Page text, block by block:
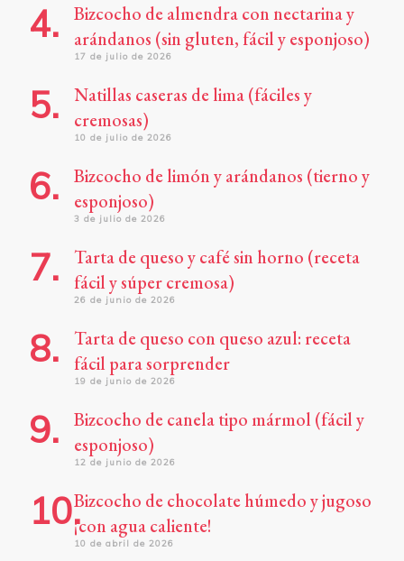
Bizcocho de almendra con nectarina y
arándanos (sin gluten, fácil y esponjoso)
17 de julio de 2026
Natillas caseras de lima (fáciles y
cremosas)
10 de julio de 2026
Bizcocho de limón y arándanos (tierno y
esponjoso)
3 de julio de 2026
Tarta de queso y café sin horno (receta
fácil y súper cremosa)
26 de junio de 2026
Tarta de queso con queso azul: receta
fácil para sorprender
19 de junio de 2026
Bizcocho de canela tipo mármol (fácil y
esponjoso)
12 de junio de 2026
Bizcocho de chocolate húmedo y jugoso
¡con agua caliente!
10 de abril de 2026